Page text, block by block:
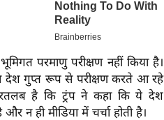
परमाणु परीक्षण नहीं किया है।
देश गुप्त रूप से परीक्षण करते आ रहे
है कि ट्रंप ने कहा कि ये देश
न ही मीडिया में चर्चा होती है।